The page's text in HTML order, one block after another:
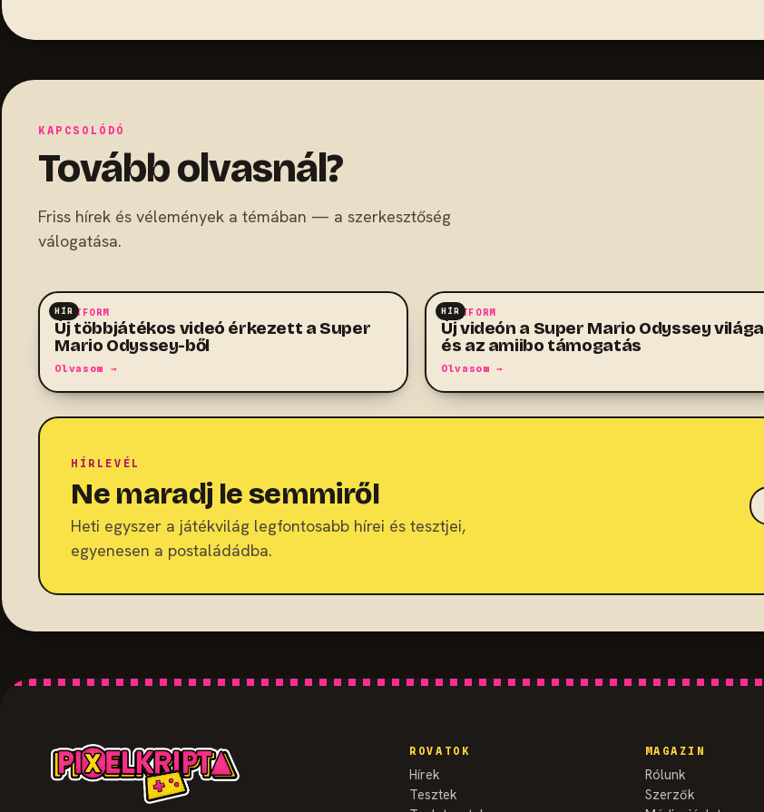
KAPCSOLÓDÓ
Tovább olvasnál?
Friss hírek és vélemények a témában — a szerkesztőség
válogatása.
HÍR
PLATFORM
Új többjátékos videó érkezett a Super
Mario Odyssey-ből
Olvasom →
HÍR
PLATFORM
Új videón a Super Mario Odyssey világa
és az amiibo támogatás
Olvasom →
HÍRLEVÉL
Ne maradj le semmiről
Heti egyszer a játékvilág legfontosabb hírei és tesztjei,
egyenesen a postaládádba.
ROVATOK
Hírek
Tesztek
MAGAZIN
Rólunk
Szerzők